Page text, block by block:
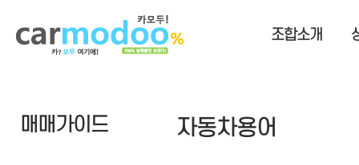
조합소개
매매가이드 자동차용어